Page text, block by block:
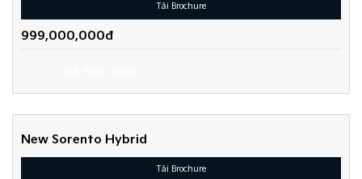
Tải Brochure
999,000,000đ
New Sorento Hybrid
Tải Brochure